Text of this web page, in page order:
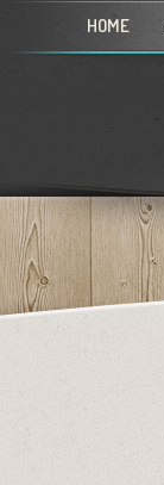
HOME